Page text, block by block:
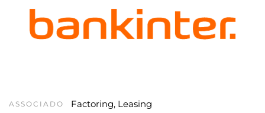
ASSOCIADO Factoring, Leasing